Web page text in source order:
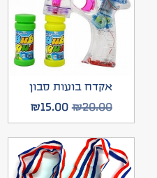
אקדח בועות סבון
₪20.00
₪15.00